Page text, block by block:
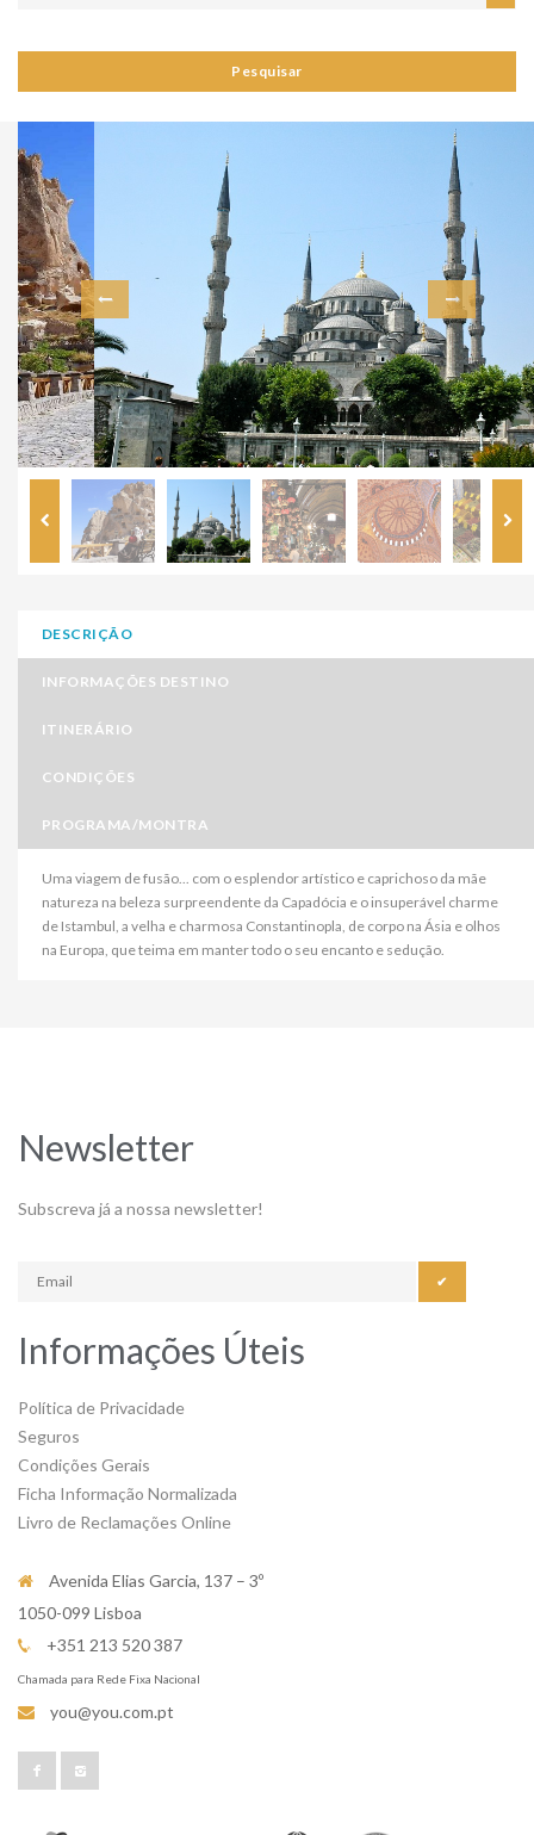
Pesquisar
DESCRIÇÃO
INFORMAÇÕES DESTINO
ITINERÁRIO
CONDIÇÕES
PROGRAMA/MONTRA
Uma viagem de fusão... com o esplendor artístico e caprichoso da mãe
natureza na beleza surpreendente da Capadócia e o insuperável charme
de Istambul, a velha e charmosa Constantinopla, de corpo na Ásia e olhos
na Europa, que teima em manter todo o seu encanto e sedução.
Newsletter
Subscreva já a nossa newsletter!
✔
Informações Úteis
Política de Privacidade
Seguros
Condições Gerais
Ficha Informação Normalizada
Livro de Reclamações Online
Avenida Elias Garcia, 137 – 3º
1050-099 Lisboa
+351 213 520 387
Chamada para Rede Fixa Nacional
you@you.com.pt